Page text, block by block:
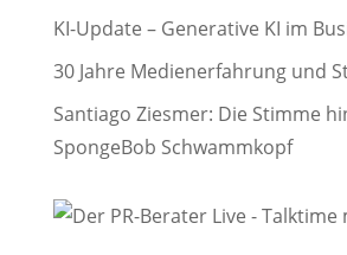
KI-Update – Generative KI im
30 Jahre Medienerfahrung und
Santiago Ziesmer: Die Stimme
SpongeBob Schwammkopf